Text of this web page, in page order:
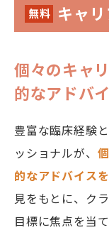
無料 キャ
個々のキャ
的なアドバ
豊富な臨床経験
ッショナルが、
的なアドバイス
見をもとに、ク
目標に焦点を当